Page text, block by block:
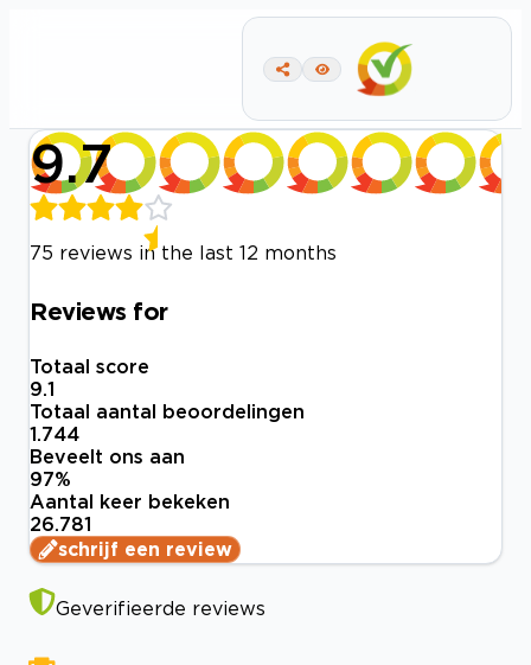
9.7
75 reviews in the last 12 months
Reviews for
Totaal score
9.1
Totaal aantal beoordelingen
1.744
Beveelt ons aan
97%
Aantal keer bekeken
26.781
schrijf een review
Geverifieerde reviews